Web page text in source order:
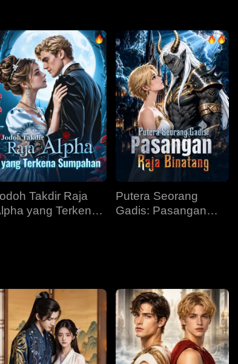
Takdir Raja
yang Terkena
Putera Seorang
Gadis: Pasangan